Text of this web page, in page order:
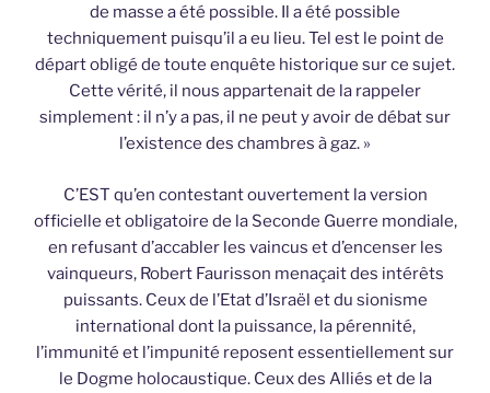
de masse a été possible. Il a été possible
techniquement puisqu’il a eu lieu. Tel est le point de
départ obligé de toute enquête historique sur ce sujet.
Cette vérité, il nous appartenait de la rappeler
simplement : il n’y a pas, il ne peut y avoir de débat sur
l’existence des chambres à gaz. »
C’EST qu’en contestant ouvertement la version
officielle et obligatoire de la Seconde Guerre mondiale,
en refusant d’accabler les vaincus et d’encenser les
vainqueurs, Robert Faurisson menaçait des intérêts
puissants. Ceux de l’Etat d’Israël et du sionisme
international dont la puissance, la pérennité,
l’immunité et l’impunité reposent essentiellement sur
le Dogme holocaustique. Ceux des Alliés et de la